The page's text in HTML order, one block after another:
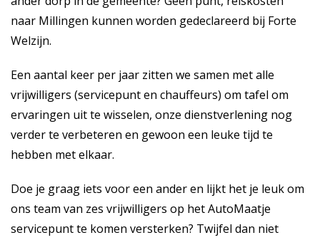
naar Millingen kunnen worden gedeclareerd bij Forte
Welzijn.
Een aantal keer per jaar zitten we samen met alle
vrijwilligers (servicepunt en chauffeurs) om tafel om
ervaringen uit te wisselen, onze dienstverlening nog
verder te verbeteren en gewoon een leuke tijd te
hebben met elkaar.
Doe je graag iets voor een ander en lijkt het je leuk om
ons team van zes vrijwilligers op het AutoMaatje
servicepunt te komen versterken? Twijfel dan niet